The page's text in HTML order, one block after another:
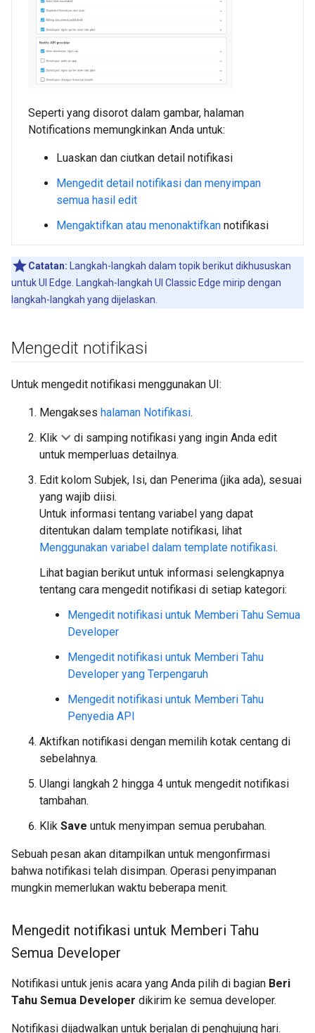
Seperti yang disorot dalam gambar, halaman
Notifications memungkinkan Anda untuk:
Luaskan dan ciutkan detail notifikasi
Mengedit detail notifikasi dan menyimpan
semua hasil edit
Mengaktifkan atau menonaktifkan notifikasi
Catatan: Langkah-langkah dalam topik berikut dikhususkan
untuk UI Edge. Langkah-langkah UI Classic Edge mirip dengan
langkah-langkah yang dijelaskan.
Mengedit notifikasi
Untuk mengedit notifikasi menggunakan UI:
Mengakses halaman Notifikasi.
Klik
di samping notifikasi yang ingin Anda edit
untuk memperluas detailnya.
Edit kolom Subjek, Isi, dan Penerima (jika ada), sesuai
yang wajib diisi.
Untuk informasi tentang variabel yang dapat
ditentukan dalam template notifikasi, lihat
Menggunakan variabel dalam template notifikasi.
Lihat bagian berikut untuk informasi selengkapnya
tentang cara mengedit notifikasi di setiap kategori:
Mengedit notifikasi untuk Memberi Tahu Semua
Developer
Mengedit notifikasi untuk Memberi Tahu
Developer yang Terpengaruh
Mengedit notifikasi untuk Memberi Tahu
Penyedia API
Aktifkan notifikasi dengan memilih kotak centang di
sebelahnya.
Ulangi langkah 2 hingga 4 untuk mengedit notifikasi
tambahan.
Klik Save untuk menyimpan semua perubahan.
Sebuah pesan akan ditampilkan untuk mengonfirmasi
bahwa notifikasi telah disimpan. Operasi penyimpanan
mungkin memerlukan waktu beberapa menit.
Mengedit notifikasi untuk Memberi Tahu
Semua Developer
Notifikasi untuk jenis acara yang Anda pilih di bagian Beri
Tahu Semua Developer dikirim ke semua developer.
Notifikasi dijadwalkan untuk berjalan di penghujung hari.